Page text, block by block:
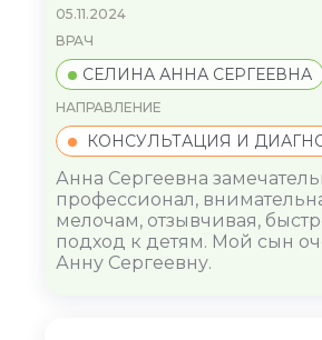
05.11.2024
ВРАЧ
СЕЛИНА АННА СЕРГЕЕВНА
НАПРАВЛЕНИЕ
КОНСУЛЬТАЦИЯ И
Анна Сергеевна
профессионал,
мелочам, отзывчивая,
подход к детям. Мой сын
Анну Сергеевну.